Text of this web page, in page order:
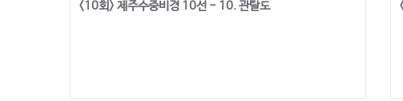
<10회> 제주수중비경 10선 - 10. 관탈도